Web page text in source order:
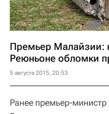
Премьер Малайзии:
Реюньоне обломки
5 августа 2015, 20:53
Ранее премьер-